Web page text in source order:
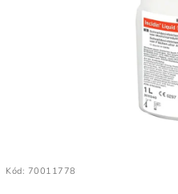
Kód: 70011778